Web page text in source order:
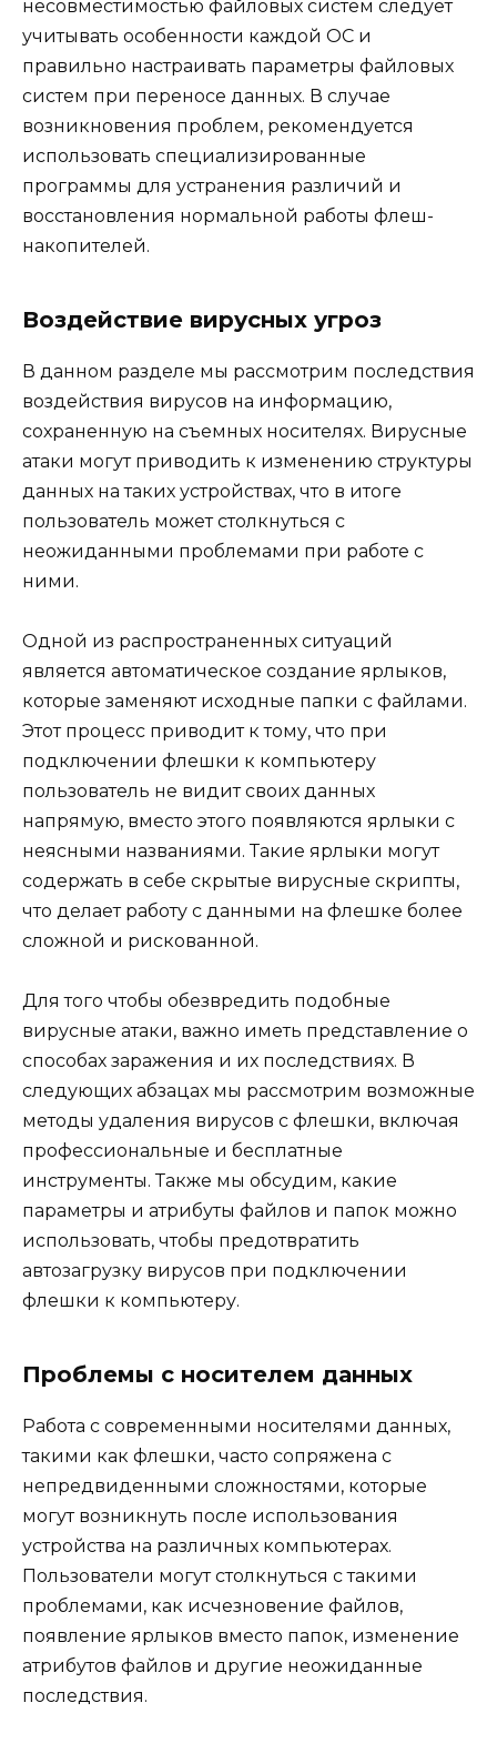
несовместимостью файловых систем следует
учитывать особенности каждой ОС и
правильно настраивать параметры файловых
систем при переносе данных. В случае
возникновения проблем, рекомендуется
использовать специализированные
программы для устранения различий и
восстановления нормальной работы флеш-
накопителей.
Воздействие вирусных угроз
В данном разделе мы рассмотрим последствия
воздействия вирусов на информацию,
сохраненную на съемных носителях. Вирусные
атаки могут приводить к изменению структуры
данных на таких устройствах, что в итоге
пользователь может столкнуться с
неожиданными проблемами при работе с
ними.
Одной из распространенных ситуаций
является автоматическое создание ярлыков,
которые заменяют исходные папки с файлами.
Этот процесс приводит к тому, что при
подключении флешки к компьютеру
пользователь не видит своих данных
напрямую, вместо этого появляются ярлыки с
неясными названиями. Такие ярлыки могут
содержать в себе скрытые вирусные скрипты,
что делает работу с данными на флешке более
сложной и рискованной.
Для того чтобы обезвредить подобные
вирусные атаки, важно иметь представление о
способах заражения и их последствиях. В
следующих абзацах мы рассмотрим возможные
методы удаления вирусов с флешки, включая
профессиональные и бесплатные
инструменты. Также мы обсудим, какие
параметры и атрибуты файлов и папок можно
использовать, чтобы предотвратить
автозагрузку вирусов при подключении
флешки к компьютеру.
Проблемы с носителем данных
Работа с современными носителями данных,
такими как флешки, часто сопряжена с
непредвиденными сложностями, которые
могут возникнуть после использования
устройства на различных компьютерах.
Пользователи могут столкнуться с такими
проблемами, как исчезновение файлов,
появление ярлыков вместо папок, изменение
атрибутов файлов и другие неожиданные
последствия.